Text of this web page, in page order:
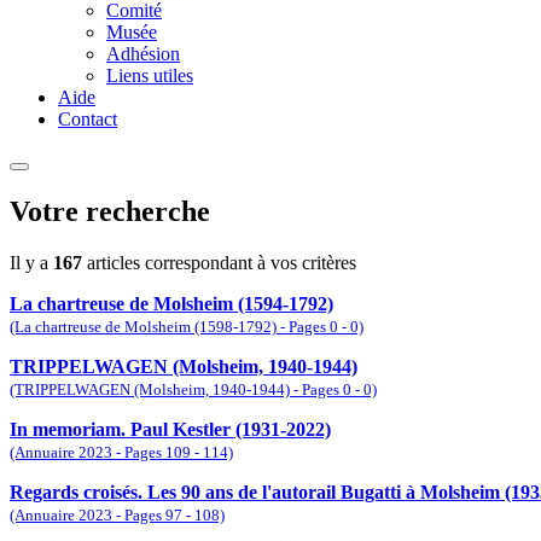
Comité
Musée
Adhésion
Liens utiles
Aide
Contact
Votre recherche
Il y a 167 articles correspondant à vos critères
La chartreuse de Molsheim (1594-1792)
(La chartreuse de Molsheim (1598-1792) - Pages 0 - 0)
TRIPPELWAGEN (Molsheim, 1940-1944)
(TRIPPELWAGEN (Molsheim, 1940-1944) - Pages 0 - 0)
In memoriam. Paul Kestler (1931-2022)
(Annuaire 2023 - Pages 109 - 114)
Regards croisés. Les 90 ans de l'autorail Bugatti à Molsheim
(Annuaire 2023 - Pages 97 - 108)